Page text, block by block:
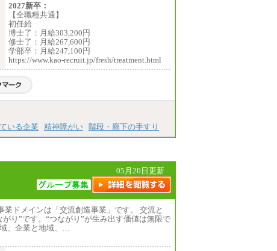
2027新卒：
【全職種共通】
初任給
博士了：月給303,200円
修士了：月給267,600円
学部卒：月給247,100円
https://www.kao-recruit.jp/fresh/treatment.html
いる企業 精神障がい 階段・廊下の手すり
05月20日更新
業ドメインは「交流創造事業」です。 交流と
がり”です。“つながり”が生み出す価値は無限で
、企業と地域、…